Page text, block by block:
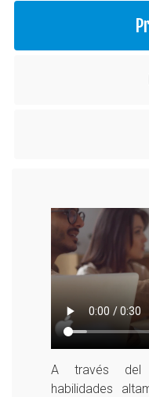
A través del
habilidades